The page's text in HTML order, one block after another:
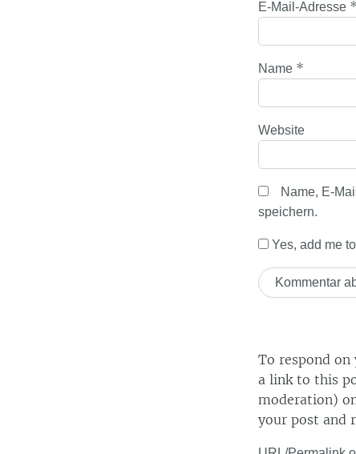
E-Mail-Adresse *
Name *
Website
Name, E-
speichern.
Yes, add me
To respond on
a link to this
moderation)
your post and